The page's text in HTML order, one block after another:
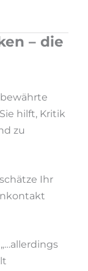
– die
hilft, Kritik
zu
schätze Ihr
„…allerdings